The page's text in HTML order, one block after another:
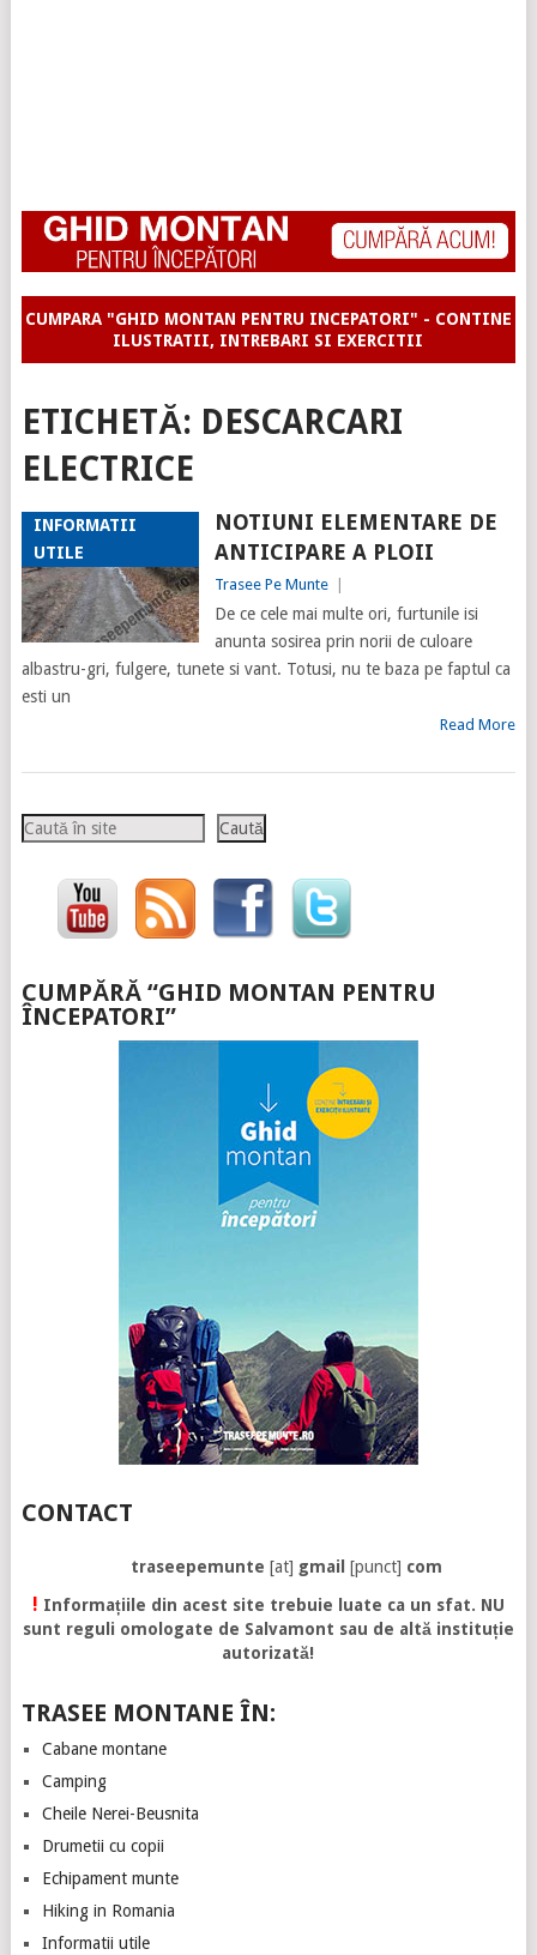
CUMPARA "GHID MONTAN PENTRU INCEPATORI" - CONTINE
ILUSTRATII, INTREBARI SI EXERCITII
ETICHETĂ: DESCARCARI
ELECTRICE
INFORMATII
UTILE
NOTIUNI ELEMENTARE DE
ANTICIPARE A PLOII
Trasee Pe Munte
De ce cele mai multe ori, furtunile isi
anunta sosirea prin norii de culoare
albastru-gri, fulgere, tunete si vant. Totusi, nu te baza pe faptul ca
esti un
Read More
Caută Caută
CUMPĂRĂ “GHID MONTAN PENTRU
ÎNCEPATORI”
CONTACT
traseepemunte [at] gmail [punct] com
! Informațiile din acest site trebuie luate ca un sfat. NU
sunt reguli omologate de Salvamont sau de altă instituție
autorizată!
TRASEE MONTANE ÎN:
Cabane montane
Camping
Cheile Nerei-Beusnita
Drumetii cu copii
Echipament munte
Hiking in Romania
Informatii utile